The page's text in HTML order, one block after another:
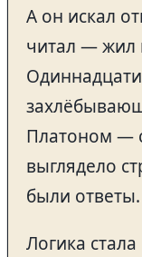
А он искал
читал — жил
Платоном —
выглядело
были ответы.
Логика